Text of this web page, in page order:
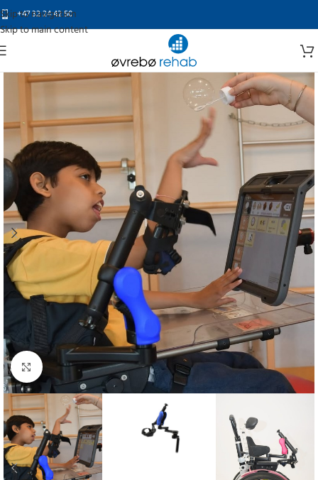
Skip to navigation
Skip to main content
+47 32 24 42 50
Click to enlarge